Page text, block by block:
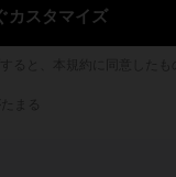
カスタマイズ